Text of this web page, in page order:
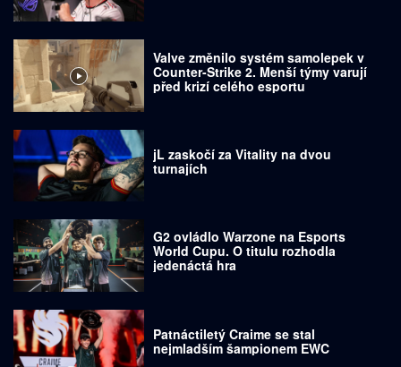
Valve změnilo systém samolepek v
Counter-Strike 2. Menší týmy varují
před krizí celého esportu
jL zaskočí za Vitality na dvou
turnajích
G2 ovládlo Warzone na Esports
World Cupu. O titulu rozhodla
jedenáctá hra
Patnáctiletý Craime se stal
nejmladším šampionem EWC